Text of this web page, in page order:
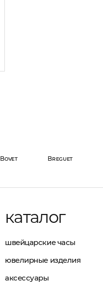
Bovet Breguet
каталог
швейцарские часы
ювелирные изделия
аксессуары